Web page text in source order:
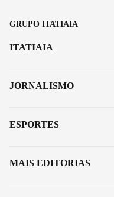
GRUPO ITATIAIA
ITATIAIA
JORNALISMO
ESPORTES
MAIS EDITORIAS